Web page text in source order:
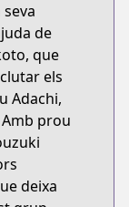
de
que
els
Adachi,
prou
deixa